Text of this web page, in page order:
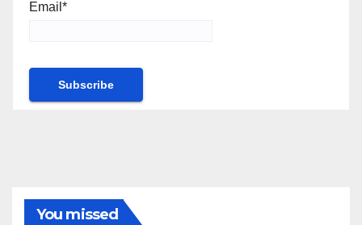
Email*
You missed